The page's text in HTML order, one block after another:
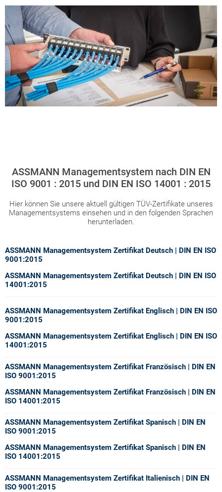
ASSMANN Managementsystem nach DIN EN
ISO 9001 : 2015 und DIN EN ISO 14001 : 2015
Hier können Sie unsere aktuell gültigen TÜV-Zertifikate unseres
Managementsystems einsehen und in den folgenden Sprachen
herunterladen.
ASSMANN Managementsystem Zertifikat Deutsch | DIN EN ISO
9001:2015
ASSMANN Managementsystem Zertifikat Deutsch | DIN EN ISO
14001:2015
ASSMANN Managementsystem Zertifikat Englisch
| DIN EN ISO
9001:2015
ASSMANN Managementsystem Zertifikat Englisch
| DIN EN ISO
14001:2015
ASSMANN Managementsystem Zertifikat Französisch | DIN EN
ISO 9001:2015
ASSMANN Managementsystem Zertifikat Französisch | DIN EN
ISO 14001:2015
ASSMANN Managementsystem Zertifikat Spanisch | DIN EN
ISO 9001:2015
ASSMANN Managementsystem Zertifikat Spanisch | DIN EN
ISO 14001:2015
ASSMANN Managementsystem Zertifikat Italienisch | DIN EN
ISO 9001:2015